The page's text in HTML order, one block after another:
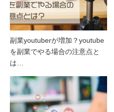
副業youtuberが増加？youtube
を副業でやる場合の注意点と
は…